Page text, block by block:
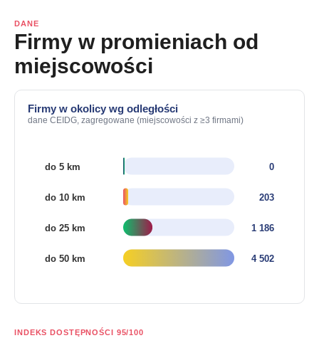
DANE
Firmy w promieniach od
miejscowości
Firmy w okolicy wg odległości
dane CEIDG, zagregowane (miejscowości z ≥3 firmami)
INDEKS DOSTĘPNOŚCI 95/100